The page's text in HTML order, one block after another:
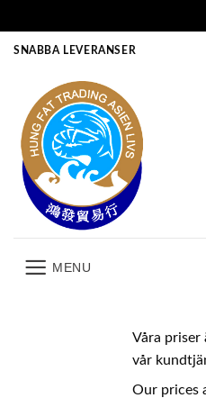
SNABBA LEVERANSER
MENU
Våra priser
vår
Our prices